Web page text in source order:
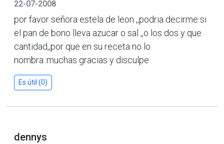
22-07-2008
por favor señora estela de leon ,,podria decirme si
el pan de bono lleva azucar o sal ,,o los dos y que
cantidad,,por que en su receta no lo
nombra..muchas gracias y disculpe
Es útil (0)
dennys